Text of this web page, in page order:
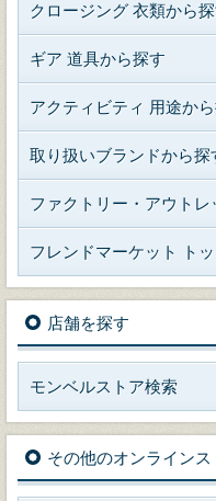
クロージング 衣類から
ギア 道具から探す
アクティビティ 用途か
取り扱いブランドから探
ファクトリー・アウトレ
フレンドマーケット ト
店舗を探す
モンベルストア検索
その他のオンラインス